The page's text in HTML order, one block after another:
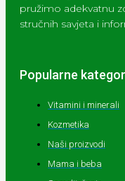
pružimo adekvatnu
stručnih savjeta i
Popularne
Vitamini i minerali
Kozmetika
Naši proizvodi
Mama i beba